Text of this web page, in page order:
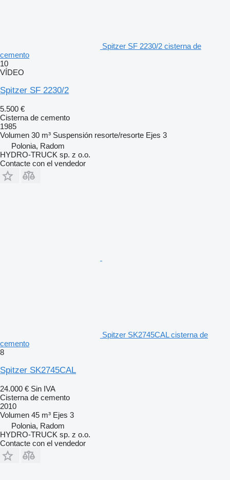
Spitzer SF 2230/2 cisterna de
cemento
10
VÍDEO
Spitzer SF 2230/2
5.500 €
Cisterna de cemento
1985
Volumen 30 m³ Suspensión resorte/resorte Ejes 3
Polonia, Radom
HYDRO-TRUCK sp. z o.o.
Contacte con el vendedor
Spitzer SK2745CAL cisterna de
cemento
8
Spitzer SK2745CAL
24.000 € Sin IVA
Cisterna de cemento
2010
Volumen 45 m³ Ejes 3
Polonia, Radom
HYDRO-TRUCK sp. z o.o.
Contacte con el vendedor